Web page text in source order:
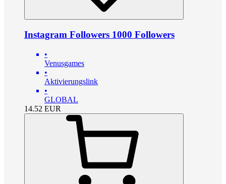
Instagram Followers 1000 Followers
•
Venusgames
•
Aktivierungslink
•
GLOBAL
14.52 EUR